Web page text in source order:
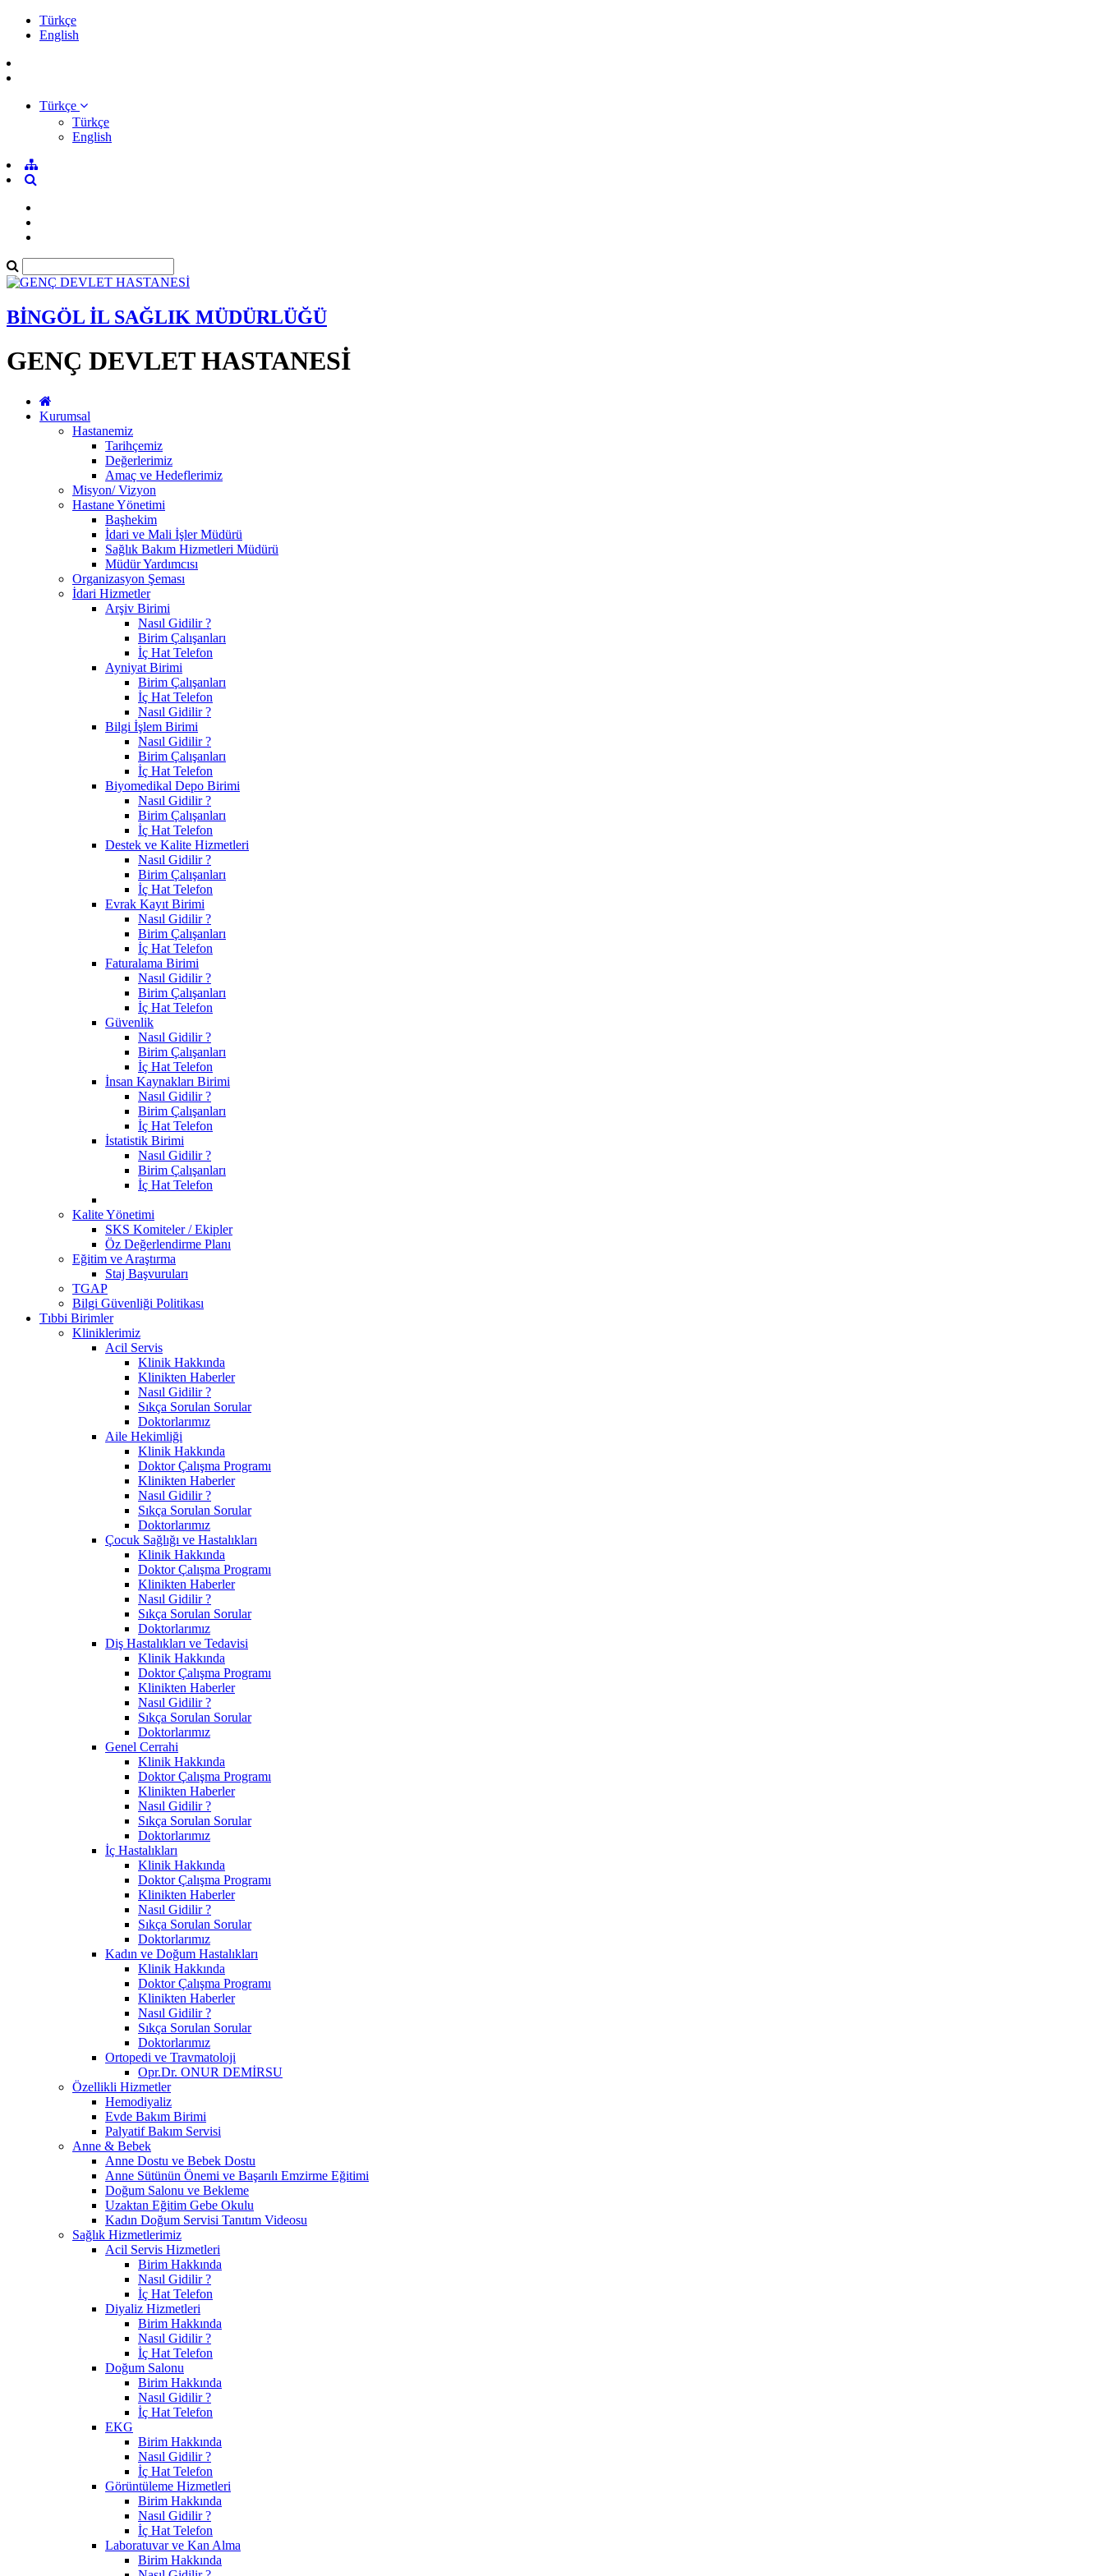
Türkçe
English
Türkçe
Türkçe
English
BİNGÖL İL SAĞLIK MÜDÜRLÜĞÜ
GENÇ DEVLET HASTANESİ
Kurumsal
Hastanemiz
Tarihçemiz
Değerlerimiz
Amaç ve Hedeflerimiz
Misyon/ Vizyon
Hastane Yönetimi
Başhekim
İdari ve Mali İşler Müdürü
Sağlık Bakım Hizmetleri Müdürü
Müdür Yardımcısı
Organizasyon Şeması
İdari Hizmetler
Arşiv Birimi
Nasıl Gidilir ?
Birim Çalışanları
İç Hat Telefon
Ayniyat Birimi
Birim Çalışanları
İç Hat Telefon
Nasıl Gidilir ?
Bilgi İşlem Birimi
Nasıl Gidilir ?
Birim Çalışanları
İç Hat Telefon
Biyomedikal Depo Birimi
Nasıl Gidilir ?
Birim Çalışanları
İç Hat Telefon
Destek ve Kalite Hizmetleri
Nasıl Gidilir ?
Birim Çalışanları
İç Hat Telefon
Evrak Kayıt Birimi
Nasıl Gidilir ?
Birim Çalışanları
İç Hat Telefon
Faturalama Birimi
Nasıl Gidilir ?
Birim Çalışanları
İç Hat Telefon
Güvenlik
Nasıl Gidilir ?
Birim Çalışanları
İç Hat Telefon
İnsan Kaynakları Birimi
Nasıl Gidilir ?
Birim Çalışanları
İç Hat Telefon
İstatistik Birimi
Nasıl Gidilir ?
Birim Çalışanları
İç Hat Telefon
Kalite Yönetimi
SKS Komiteler / Ekipler
Öz Değerlendirme Planı
Eğitim ve Araştırma
Staj Başvuruları
TGAP
Bilgi Güvenliği Politikası
Tıbbi Birimler
Kliniklerimiz
Acil Servis
Klinik Hakkında
Klinikten Haberler
Nasıl Gidilir ?
Sıkça Sorulan Sorular
Doktorlarımız
Aile Hekimliği
Klinik Hakkında
Doktor Çalışma Programı
Klinikten Haberler
Nasıl Gidilir ?
Sıkça Sorulan Sorular
Doktorlarımız
Çocuk Sağlığı ve Hastalıkları
Klinik Hakkında
Doktor Çalışma Programı
Klinikten Haberler
Nasıl Gidilir ?
Sıkça Sorulan Sorular
Doktorlarımız
Diş Hastalıkları ve Tedavisi
Klinik Hakkında
Doktor Çalışma Programı
Klinikten Haberler
Nasıl Gidilir ?
Sıkça Sorulan Sorular
Doktorlarımız
Genel Cerrahi
Klinik Hakkında
Doktor Çalışma Programı
Klinikten Haberler
Nasıl Gidilir ?
Sıkça Sorulan Sorular
Doktorlarımız
İç Hastalıkları
Klinik Hakkında
Doktor Çalışma Programı
Klinikten Haberler
Nasıl Gidilir ?
Sıkça Sorulan Sorular
Doktorlarımız
Kadın ve Doğum Hastalıkları
Klinik Hakkında
Doktor Çalışma Programı
Klinikten Haberler
Nasıl Gidilir ?
Sıkça Sorulan Sorular
Doktorlarımız
Ortopedi ve Travmatoloji
Opr.Dr. ONUR DEMİRSU
Özellikli Hizmetler
Hemodiyaliz
Evde Bakım Birimi
Palyatif Bakım Servisi
Anne & Bebek
Anne Dostu ve Bebek Dostu
Anne Sütünün Önemi ve Başarılı Emzirme Eğitimi
Doğum Salonu ve Bekleme
Uzaktan Eğitim Gebe Okulu
Kadın Doğum Servisi Tanıtım Videosu
Sağlık Hizmetlerimiz
Acil Servis Hizmetleri
Birim Hakkında
Nasıl Gidilir ?
İç Hat Telefon
Diyaliz Hizmetleri
Birim Hakkında
Nasıl Gidilir ?
İç Hat Telefon
Doğum Salonu
Birim Hakkında
Nasıl Gidilir ?
İç Hat Telefon
EKG
Birim Hakkında
Nasıl Gidilir ?
İç Hat Telefon
Görüntüleme Hizmetleri
Birim Hakkında
Nasıl Gidilir ?
İç Hat Telefon
Laboratuvar ve Kan Alma
Birim Hakkında